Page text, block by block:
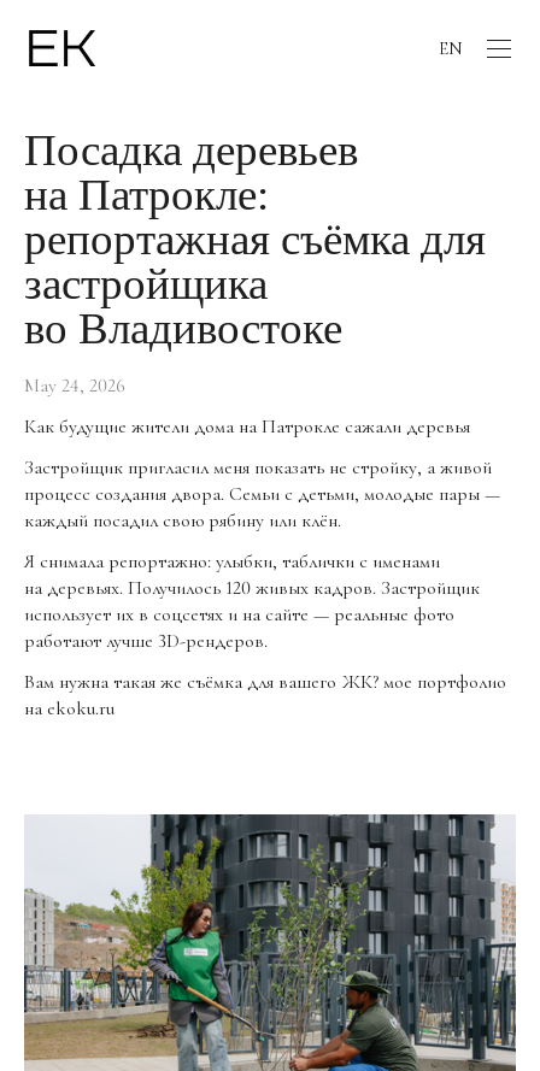
EN
Посадка деревьев
на Патрокле:
репортажная съёмка для
застройщика
во Владивостоке
May 24, 2026
Как будущие жители дома на Патрокле сажали деревья
Застройщик пригласил меня показать не стройку, а живой
процесс создания двора. Семьи с детьми, молодые пары —
каждый посадил свою рябину или клён.
Я снимала репортажно: улыбки, таблички с именами
на деревьях. Получилось 120 живых кадров. Застройщик
использует их в соцсетях и на сайте — реальные фото
работают лучше 3D-рендеров.
Вам нужна такая же съёмка для вашего ЖК? мое портфолио
на ekoku.ru